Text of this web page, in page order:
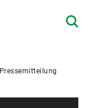
Pressemitteilung